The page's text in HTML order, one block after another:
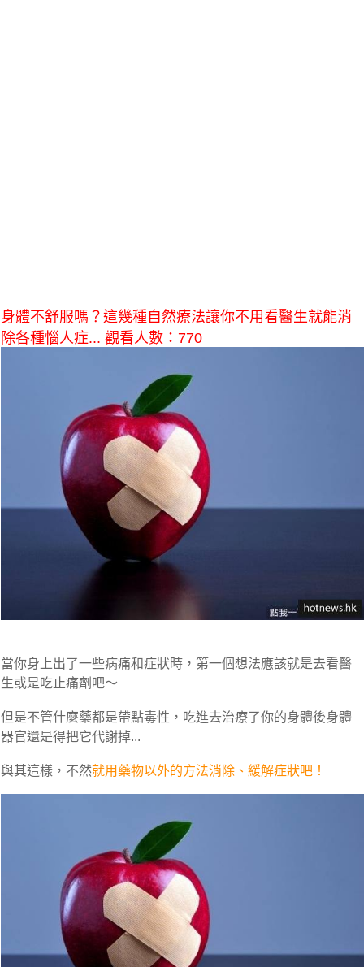
身體不舒服嗎？這幾種自然療法讓你不用看醫生就能消
除各種惱人症... 觀看人數：770
當你身上出了一些病痛和症狀時，第一個想法應該就是去看醫
生或是吃止痛劑 吧～
但是不管什麼藥都是帶點毒性，吃進去治療了你的身體後身體
器官還是得把它代謝掉...
與其這樣，不然就用藥物以外的方法消除、緩解症狀吧！